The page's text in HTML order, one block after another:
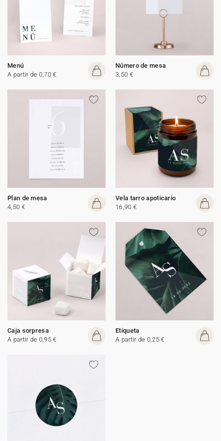
Menú
A partir de 0,70 €
Número de mesa
3,50 €
Plan de mesa
4,50 €
Vela tarro apoticario
16,90 €
Caja sorpresa
A partir de 0,95 €
Etiqueta
A partir de 0,25 €